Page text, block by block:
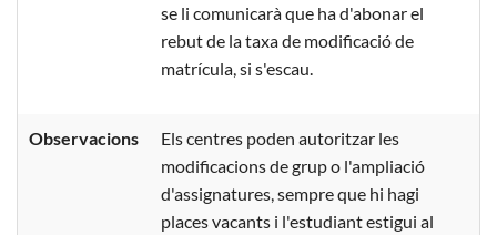
se li comunicarà que ha d'abonar el
rebut de la taxa de modificació de
matrícula, si s'escau.
Observacions
Els centres poden autoritzar les
modificacions de grup o l'ampliació
d'assignatures, sempre que hi hagi
places vacants i l'estudiant estigui al